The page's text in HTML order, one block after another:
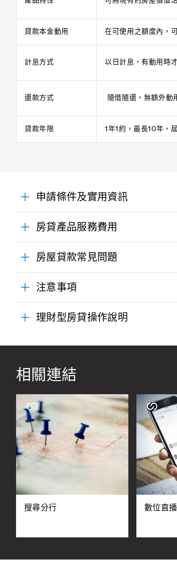
貸款本金動用 在可使用之額度內，
計息方式 以日計息，有動用時
還款方式 隨借隨還，無額外動
貸款年限 1年1約，最長10年，
申請條件及實用資訊
房貸產品服務費用
房屋貸款常見問題
注意事項
理財型房貸操作說明
相關連結
搜尋分行 數位直